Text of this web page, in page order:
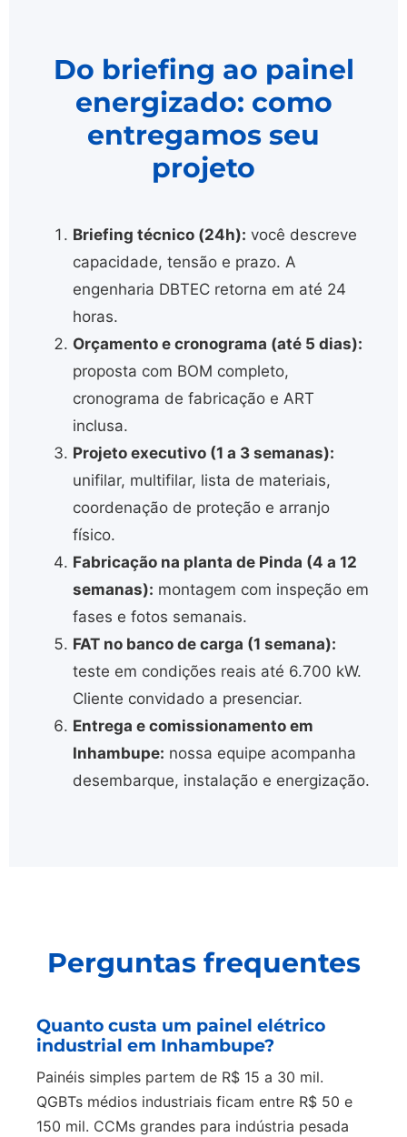
Do briefing ao painel
energizado: como
entregamos seu
projeto
Briefing técnico (24h): você descreve
capacidade, tensão e prazo. A
engenharia DBTEC retorna em até 24
horas.
Orçamento e cronograma (até 5 dias):
proposta com BOM completo,
cronograma de fabricação e ART
inclusa.
Projeto executivo (1 a 3 semanas):
unifilar, multifilar, lista de materiais,
coordenação de proteção e arranjo
físico.
Fabricação na planta de Pinda (4 a 12
semanas): montagem com inspeção em
fases e fotos semanais.
FAT no banco de carga (1 semana):
teste em condições reais até 6.700 kW.
Cliente convidado a presenciar.
Entrega e comissionamento em
Inhambupe: nossa equipe acompanha
desembarque, instalação e energização.
Perguntas frequentes
Quanto custa um painel elétrico
industrial em Inhambupe?
Painéis simples partem de R$ 15 a 30 mil.
QGBTs médios industriais ficam entre R$ 50 e
150 mil. CCMs grandes para indústria pesada